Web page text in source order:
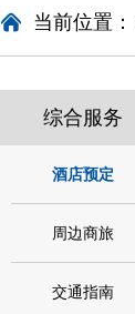
当前位置：
综合服务
酒店预定
周边商旅
交通指南